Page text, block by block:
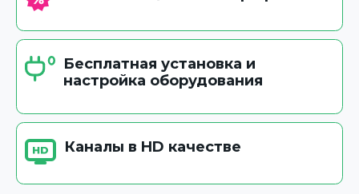
Бесплатная установка и
настройка оборудования
Каналы в HD качестве